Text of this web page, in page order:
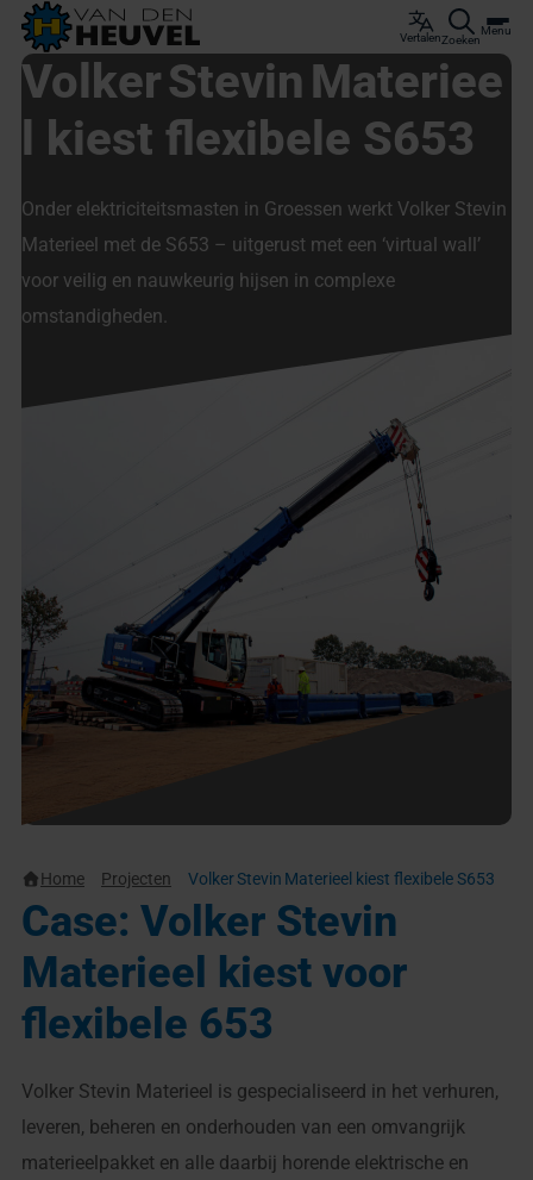
VertalenZoeken
Menu
Volker Stevin Materiee
l kiest flexibele S653
Onder elektriciteitsmasten in Groessen werkt Volker Stevin
Materieel met de S653 – uitgerust met een ‘virtual wall’
voor veilig en nauwkeurig hijsen in complexe
omstandigheden.
Home Projecten Volker Stevin Materieel kiest flexibele S653
Case: Volker Stevin
Materieel kiest voor
flexibele 653
Volker Stevin Materieel is gespecialiseerd in het verhuren,
leveren, beheren en onderhouden van een omvangrijk
materieelpakket en alle daarbij horende elektrische en